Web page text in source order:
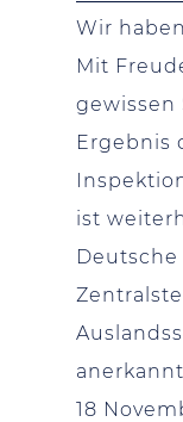
Wir
Mit
gewissen
Ergebnis
ist
18